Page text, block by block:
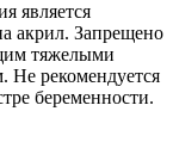
является
акрил. Запрещено
тяжелыми
Не рекомендуется
беременности.